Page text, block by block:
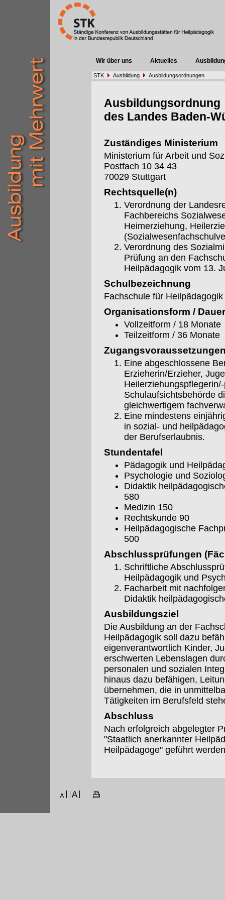
Wir über uns Aktuelles
STK Ausbildung Ausbildungsordnungen
Ausbildungsordnung
des Landes Baden-
Zuständiges Ministerium
Ministerium für Arbeit und
Postfach 10 34 43
70029 Stuttgart
Rechtsquelle(n)
Verordnung der
Fachbereichs
Heimerziehung,
Verordnung des
Prüfung an den
Heilpädagogik vom 13.
Schulbezeichnung
Fachschule für Heilpädagogik
Organisationsform / Dauer
Vollzeitform / 18 Monate
Teilzeitform / 36 Monate
Eine abgeschlossene
Erzieherin/Erzieher,
Schulaufsichtsbehörde
gleichwertigem
Eine mindestens
in sozial- und
der Berufserlaubnis.
Stundentafel
Pädagogik und
Psychologie und
Didaktik
580
Medizin 150
Rechtskunde 90
Heilpädagogische
500
Abschlussprüfungen
Schriftliche
Heilpädagogik und
Facharbeit mit
Didaktik
Ausbildungsziel
Die Ausbildung an der
Heilpädagogik soll dazu
eigenverantwortlich Kinder,
erschwerten Lebenslagen
personalen und sozialen
hinaus dazu befähigen,
übernehmen, die in
Tätigkeiten im Berufsfeld
Abschluss
Nach erfolgreich abgelegter
"Staatlich anerkannter
Heilpädagoge" geführt